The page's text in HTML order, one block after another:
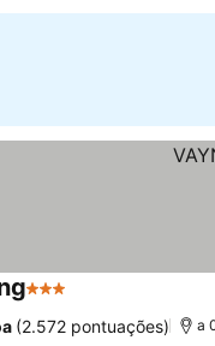
3 Estrelas
(2.572 pontuações) a